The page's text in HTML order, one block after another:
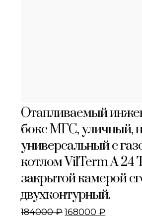
Отапливаемый
бокс МГС, уличный,
универсальный с
котлом VilTerm A 24
закрытой камерой
двухконтурный.
184000₽ 168000₽